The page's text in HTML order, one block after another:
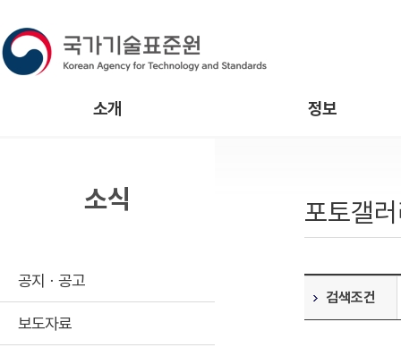
소개 정보
포토갤
검색조건
소식
공지ㆍ공고
보도자료